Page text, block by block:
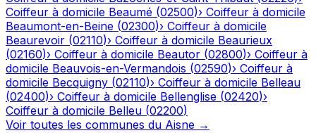
Coiffeur à domicile Beaumé (02500)› Coiffeur à domicile
Beaumont-en-Beine (02300)› Coiffeur à domicile
Beaurevoir (02110)› Coiffeur à domicile Beaurieux
(02160)› Coiffeur à domicile Beautor (02800)› Coiffeur à
domicile Beauvois-en-Vermandois (02590)› Coiffeur à
domicile Becquigny (02110)› Coiffeur à domicile Belleau
(02400)› Coiffeur à domicile Bellenglise (02420)›
Coiffeur à domicile Belleu (02200)
Voir toutes les communes du Aisne →